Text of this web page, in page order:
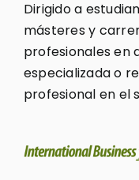
Dirigido a
másteres y
profesionales en
especializada o
profesional en el